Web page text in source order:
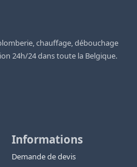
chauffage, débouchage
24h/24 dans toute la Belgique.
Informations
Demande de devis